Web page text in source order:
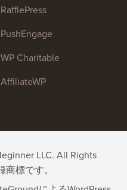
Duplicator
WP Simple Pay
Easy Digital Downloads
RafflePress
PushEngage
WP Charitable